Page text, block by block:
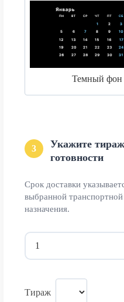
Темный фон
3
Укажите
готовности
Срок доставки
выбранной
назначения.
Тираж